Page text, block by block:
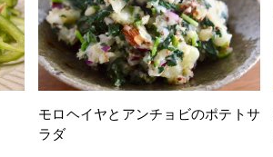
モロヘイヤとアンチョビのポテトサ
ラダ